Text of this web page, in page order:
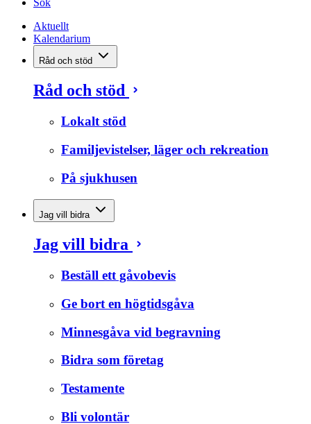
Aktuellt
Kalendarium
Råd och stöd
Råd och stöd
Lokalt stöd
Familjevistelser, läger och rekreation
På sjukhusen
Jag vill bidra
Jag vill bidra
Beställ ett gåvobevis
Ge bort en högtidsgåva
Minnesgåva vid begravning
Bidra som företag
Testamente
Bli volontär